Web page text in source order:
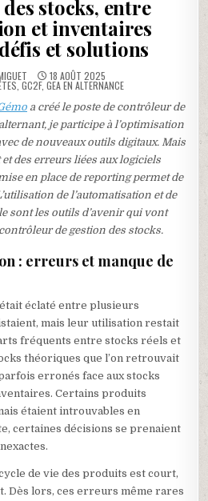
stocks, entre
et inventaires
et solutions
18 AOÛT 2025
GC2F, GEA EN ALTERNANCE
a créé le poste de contrôleur de
je participe à l’optimisation
de nouveaux outils digitaux. Mais
des erreurs liées aux logiciels
en place de reporting permet de
de l’automatisation et de
sont les outils d’avenir qui vont
de gestion des stocks.
: erreurs et manque de
éclaté entre plusieurs
mais leur utilisation restait
fréquents entre stocks réels et
théoriques que l’on retrouvait
erronés face aux stocks
Certains produits
étaient introuvables en
certaines décisions se prenaient
de vie des produits est court,
Dès lors, ces erreurs même rares